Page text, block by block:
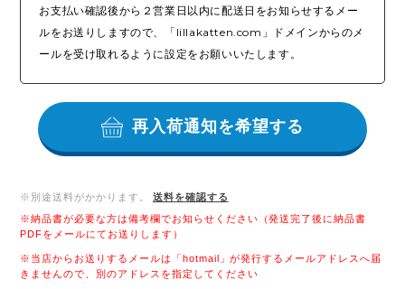
お支払い確認後から２営業日以内に配送日をお知らせするメー
ルをお送りしますので、「lillakatten.com」ドメインからのメ
ールを受け取れるように設定をお願いいたします。
再入荷通知を希望する
※別途送料がかかります。
送料を確認する
※納品書が必要な方は備考欄でお知らせください（発送完了後に納品書
PDFをメールにてお送りします）
※当店からお送りするメールは「hotmail」が発行するメールアドレスへ届
きませんので、別のアドレスを指定してください